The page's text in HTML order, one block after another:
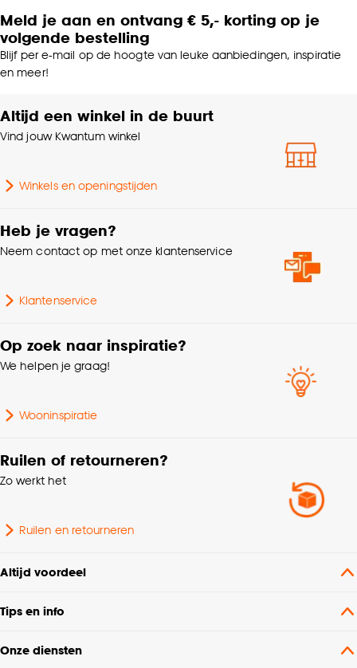
Meld je aan en ontvang € 5,- korting op je
volgende bestelling
Blijf per e-mail op de hoogte van leuke aanbiedingen, inspiratie
en meer!
Altijd een winkel in de buurt
Vind jouw Kwantum winkel
Winkels en openingstijden
Heb je vragen?
Neem contact op met onze klantenservice
Klantenservice
Op zoek naar inspiratie?
We helpen je graag!
Wooninspiratie
Ruilen of retourneren?
Zo werkt het
Ruilen en retourneren
Altijd voordeel
Tips en info
Onze diensten